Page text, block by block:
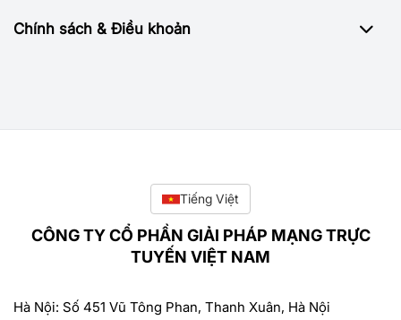
Chính sách & Điều khoản
Tiếng Việt
CÔNG TY CỔ PHẦN GIẢI PHÁP MẠNG TRỰC
TUYẾN VIỆT NAM
Hà Nội: Số 451 Vũ Tông Phan, Thanh Xuân, Hà Nội